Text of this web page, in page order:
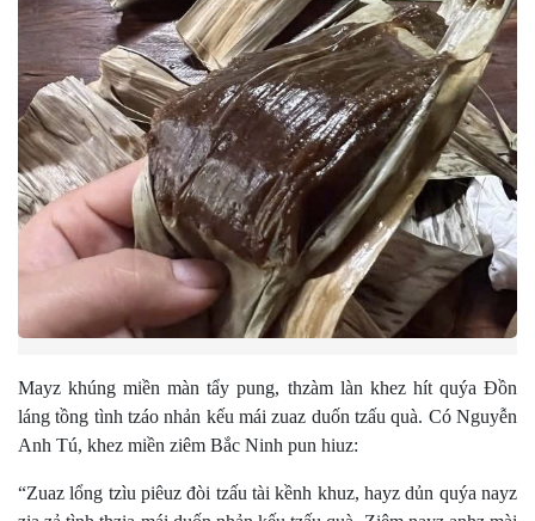
Mayz khúng miền màn tẩy pung, thzàm làn khez hít quýa Đồn
láng tồng tình tzáo nhản kếu mái zuaz duốn tzấu quà. Có Nguyễn
Anh Tú, khez miền ziêm Bắc Ninh pun hiuz:
“Zuaz lổng tzìu piêuz đòi tzấu tài kềnh khuz, hayz dủn quýa nayz